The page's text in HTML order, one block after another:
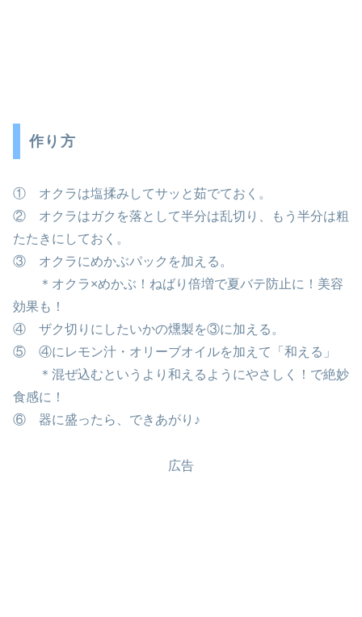
作り方
① オクラは塩揉みしてサッと茹でておく。
② オクラはガクを落として半分は乱切り、もう半分は粗
たたきにしておく。
③ オクラにめかぶパックを加える。
＊オクラ×めかぶ！ねばり倍増で夏バテ防止に！美容
効果も！
④ ザク切りにしたいかの燻製を③に加える。
⑤ ④にレモン汁・オリーブオイルを加えて「和える」
＊混ぜ込むというより和えるようにやさしく！で絶妙
食感に！
⑥ 器に盛ったら、できあがり♪
広告